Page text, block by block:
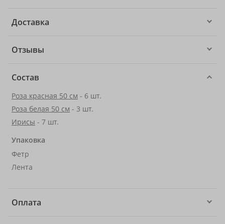
Доставка
Отзывы
Состав
Роза красная 50 см - 6 шт.
Роза белая 50 см - 3 шт.
Ирисы - 7 шт.
Упаковка
Фетр
Лента
Оплата